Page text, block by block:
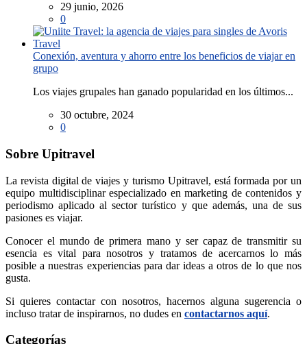
29 junio, 2026
0
Conexión, aventura y ahorro entre los beneficios de viajar en
grupo
Los viajes grupales han ganado popularidad en los últimos...
30 octubre, 2024
0
Sobre Upitravel
La revista digital de viajes y turismo Upitravel, está formada por un
equipo multidisciplinar especializado en marketing de contenidos y
periodismo aplicado al sector turístico y que además, una de sus
pasiones es viajar.
Conocer el mundo de primera mano y ser capaz de transmitir su
esencia es vital para nosotros y tratamos de acercarnos lo más
posible a nuestras experiencias para dar ideas a otros de lo que nos
gusta.
Si quieres contactar con nosotros, hacernos alguna sugerencia o
incluso tratar de inspirarnos, no dudes en contactarnos aquí.
Categorías